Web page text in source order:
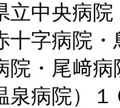
立中央病
十字病院
院・尾﨑
泉病院）